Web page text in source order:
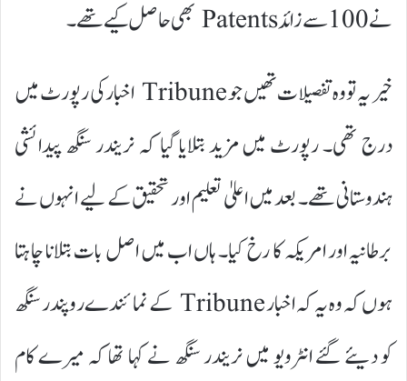
نے 100 سے زائد Patents بھی حاصل کیے تھے۔
خیر یہ تو وہ تفصیلات تھیں جو Tribune اخبار کی رپورٹ میں
درج تھی۔ رپورٹ میں مزید بتلایا گیا کہ نریندر سنگھ پیدائشی
ہندوستانی تھے۔ بعد میں اعلیٰ تعلیم اور تحقیق کے لیے انہوں نے
برطانیہ اور امریکہ کا رخ کیا۔ ہاں اب میں اصل بات بتلانا چاہتا
ہوں کہ وہ یہ کہ اخبار Tribune کے نمائندے روپندر سنگھ
کو دیئے گئے انٹرویو میں نریندر سنگھ نے کہا تھا کہ میرے کام